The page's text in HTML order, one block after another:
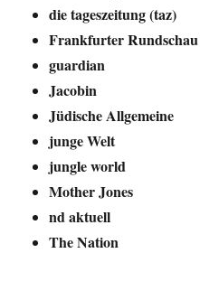
die tageszeitung (taz)
Frankfurter Rundschau
guardian
Jacobin
Jüdische Allgemeine
junge Welt
jungle world
Mother Jones
nd aktuell
The Nation